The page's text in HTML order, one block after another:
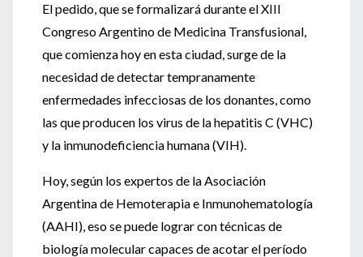
El pedido, que se formalizará durante el XIII
Congreso Argentino de Medicina Transfusional,
que comienza hoy en esta ciudad, surge de la
necesidad de detectar tempranamente
enfermedades infecciosas de los donantes, como
las que producen los virus de la hepatitis C (VHC)
y la inmunodeficiencia humana (VIH).
Hoy, según los expertos de la Asociación
Argentina de Hemoterapia e Inmunohematología
(AAHI), eso se puede lograr con técnicas de
biología molecular capaces de acotar el período